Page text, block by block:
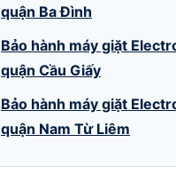
quận Ba Đình
Bảo hành máy giặt
quận Cầu Giấy
Bảo hành máy giặt
quận Nam Từ Liêm